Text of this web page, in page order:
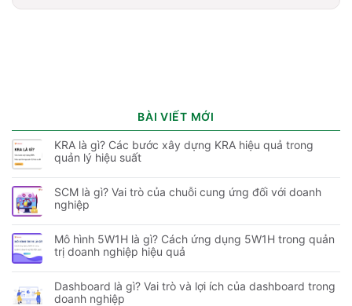
BÀI VIẾT MỚI
KRA là gì? Các bước xây dựng KRA hiệu quả trong
quản lý hiệu suất
SCM là gì? Vai trò của chuỗi cung ứng đối với doanh
nghiệp
Mô hình 5W1H là gì? Cách ứng dụng 5W1H trong quản
trị doanh nghiệp hiệu quả
Dashboard là gì? Vai trò và lợi ích của dashboard trong
doanh nghiệp